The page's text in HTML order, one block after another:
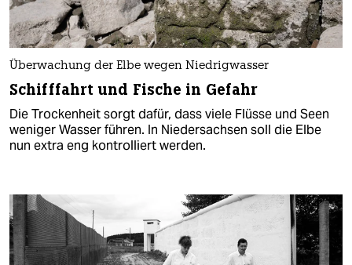
Überwachung der Elbe wegen Niedrigwasser
Schifffahrt und Fische in Gefahr
Die Trockenheit sorgt dafür, dass viele Flüsse und Seen
weniger Wasser führen. In Niedersachsen soll die Elbe
nun extra eng kontrolliert werden.